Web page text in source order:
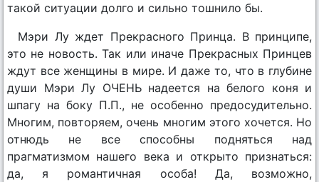
такой ситуации долго и сильно тошнило бы.
Мэри Лу ждет Прекрасного Принца. В принципе,
это не новость. Так или иначе Прекрасных Принцев
ждут все женщины в мире. И даже то, что в глубине
души Мэри Лу ОЧЕНЬ надеется на белого коня и
шпагу на боку П.П., не особенно предосудительно.
Многим, повторяем, очень многим этого хочется. Но
отнюдь не все способны подняться над
прагматизмом нашего века и открыто признаться:
да, я романтичная особа! Да, возможно,